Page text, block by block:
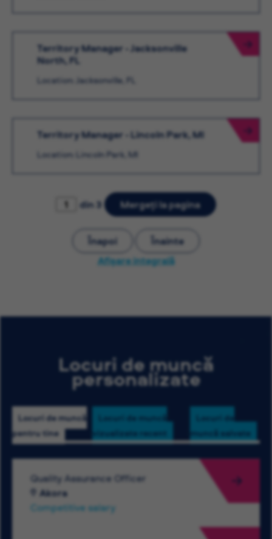
Territory Manager - Jacksonville
North, FL
Location: Jacksonville, FL
Territory Manager - Lincoln Park, MI
Location: Lincoln Park, MI
din 3 Mergeți la pagina
Înapoi
Înainte
Afișare integrală
Locuri de muncă
personalizate
Locuri de muncă
pentru tine
Locuri de muncă
vizualizate recent
Locuri de
muncă salvate
Quality Assurance Officer
Akora
Competitive salary